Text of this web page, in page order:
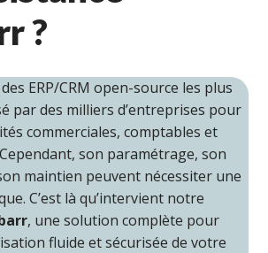
?
ERP/CRM open-source les plus
par des milliers d’entreprises pour
commerciales, comptables et
son paramétrage, son
maintien peuvent nécessiter une
C’est là qu’intervient notre
, une solution complète pour
fluide et sécurisée de votre